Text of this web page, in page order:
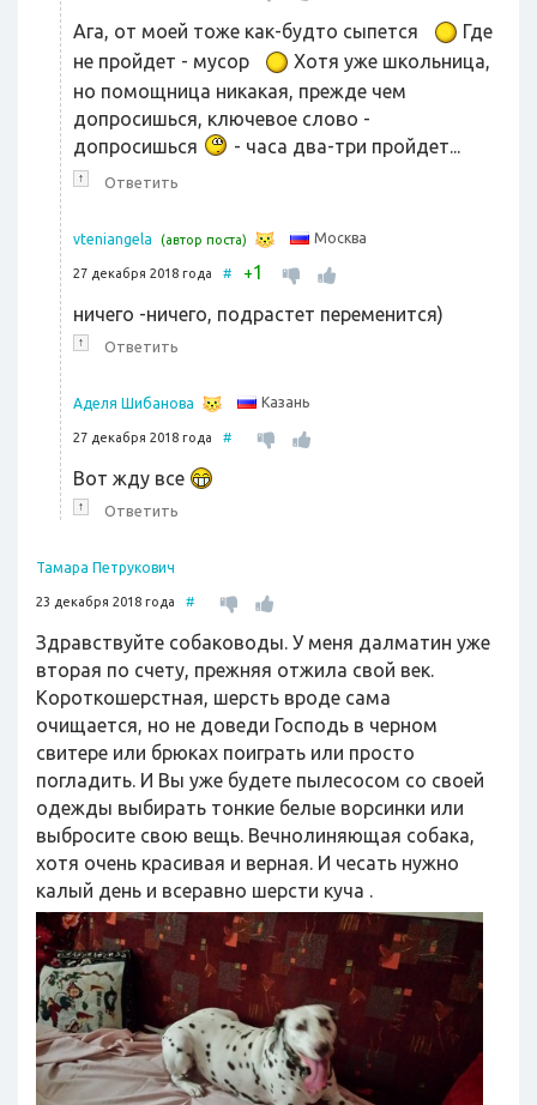
Ага, от моей тоже как-будто сыпется
Где
не пройдет - мусор
Хотя уже школьница,
но помощница никакая, прежде чем
допросишься, ключевое слово -
допросишься
- часа два-три пройдет...
↑ Ответить
vteniangela (автор поста) Москва
27 декабря 2018 года # +1
ничего -ничего, подрастет переменится)
↑ Ответить
Аделя Шибанова Казань
27 декабря 2018 года #
Вот жду все
↑ Ответить
Тамара Петрукович
23 декабря 2018 года #
Здравствуйте собаководы. У меня далматин уже
вторая по счету, прежняя отжила свой век.
Короткошерстная, шерсть вроде сама
очищается, но не доведи Господь в черном
свитере или брюках поиграть или просто
погладить. И Вы уже будете пылесосом со своей
одежды выбирать тонкие белые ворсинки или
выбросите свою вещь. Вечнолиняющая собака,
хотя очень красивая и верная. И чесать нужно
калый день и всеравно шерсти куча .